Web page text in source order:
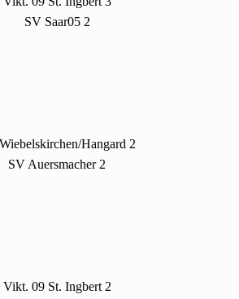
SV Saar05 2
Hangard 2
SV Auersmacher 2
Vikt. 09 St. Ingbert 2